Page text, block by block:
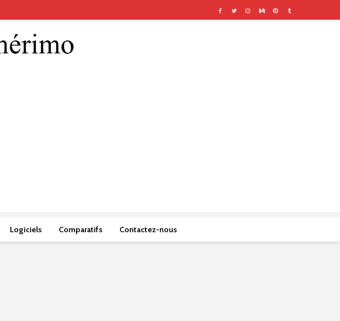
Logiciels Comparatifs Contactez-nous